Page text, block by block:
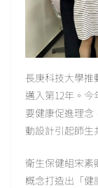
長庚科技大學推
邁入第12年。
要健康促進理念
動設計引起師生
衛生保健組宋素
概念打造出「健